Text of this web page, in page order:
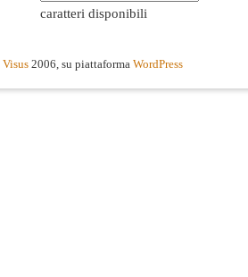
caratteri disponibili
Visus 2006, su piattaforma WordPress